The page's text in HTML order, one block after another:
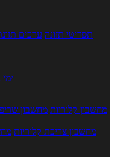
תפריטי תזונה ערכים
5
מחשבון קלוריות מחשבון
מחשבון צריכת קלוריות